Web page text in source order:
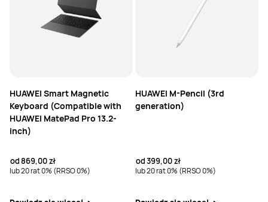
HUAWEI Smart Magnetic
Keyboard (Compatible with
HUAWEI MatePad Pro 13.2-
inch)
od869,00 zł
lub 20 rat 0% (RRSO 0%)
HUAWEI M-Pencil (3rd
generation)
od399,00 zł
lub 20 rat 0% (RRSO 0%)